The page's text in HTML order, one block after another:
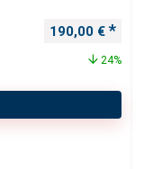
190,00 €
24%